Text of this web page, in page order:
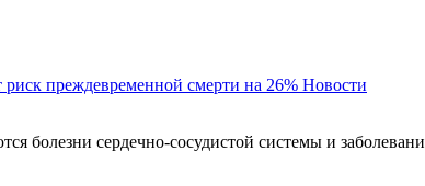
преждевременной смерти на 26% Новости
болезни сердечно-сосудистой системы и